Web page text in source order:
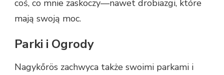
coś, co mnie zaskoczy—nawet drobiazgi, które
mają swoją moc.
Parki i Ogrody
Nagykőrös zachwyca także swoimi parkami i